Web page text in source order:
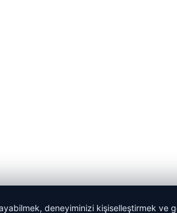
deneyiminizi kişiselleştirmek ve